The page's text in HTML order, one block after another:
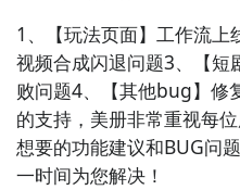
1、【玩法页面】工作流上
视频合成闪退问题3、【短
败问题4、【其他bug】修
的支持，美册非常重视每
想要的功能建议和BUG问
一时间为您解决！